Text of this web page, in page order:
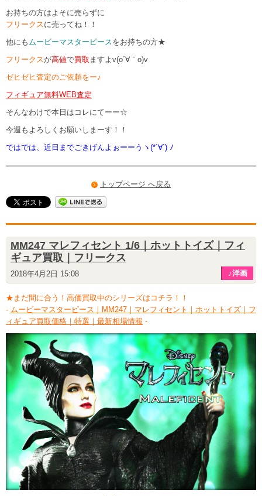
お持ちの方はよそに売らずに
フリークス に売ってね！！
他にも ムービーマスターピース をお持ちの方★
フリークスが高値で買取 ますよv(o´∀｀o)v
ゼヒゼヒ査定のご依頼をー♪
フィギュア無料WEB査定
そんなわけで本日はコレにてーー☆
今週もよろしくお願いしまーす！！
ではでは、近日までごきげんよぉーーうヽ(*´∀`) ﾉ
トップページ へ戻る
MM247 マレフィセント 1/6｜ホットトイズ｜フィ
ギュア買取｜フリークス
2018年4月2日 15:08 ♪洋画
★まだ間に合う！高価買取中のシリーズはコチラ！！
- ムービーマスターピース｜MM247｜マレフィセント｜ホットトイズ｜フ
ィギュア買取価格｜特選｜最新相場情報 -